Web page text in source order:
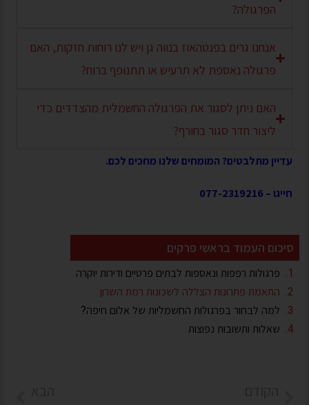
הפרגולה?
אנחנו גרים בפנטהאוז בנווה גן ויש לנו רוחות חזקות, האם
פרגולה נאספת לא תרעיש או תתנופף ברוח?
האם ניתן לסגור את הפרגולה החשמלית מהצדדים כדי
ליצור חדר סגור בחורף?
עדיין מתלבטים? המומחים שלנו מחכים לכם.
חייגו – 077-2319216
סיכום העמוד בראשי פרקים
פרגולות רפפות ונאספות לבתים פרטיים ודירות יוקרה
התאמת פתרונות הצללה לשכונות רמת השרון
למה לבחור בפרגולות החשמליות של אלום חיפה?
שאלות ותשובות נפוצות